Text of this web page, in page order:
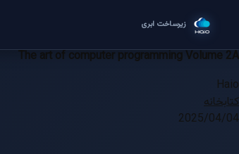
زیرساخت ابری
The art of computer programming Volume 2A
Haio
کتابخانه
2025/04/04